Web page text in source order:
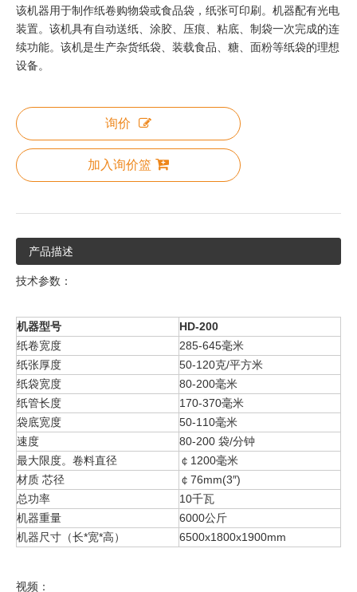
该机器用于制作纸卷购物袋或食品袋，纸张可印刷。机器配有光电
装置。该机具有自动送纸、涂胶、压痕、粘底、制袋一次完成的连
续功能。该机是生产杂货纸袋、装载食品、糖、面粉等纸袋的理想
设备。
询价
加入询价篮
产品描述
技术参数：
机器型号
HD-200
纸卷宽度
285-645毫米
纸张厚度
50-120克/平方米
纸袋宽度
80-200毫米
纸管长度
170-370毫米
袋底宽度
50-110毫米
速度
80-200 袋/分钟
最大限度。卷料直径
￠1200毫米
材质 芯径
￠76mm(3″)
总功率
10千瓦
机器重量
6000公斤
机器尺寸（长*宽*高）
6500x1800x1900mm
视频：